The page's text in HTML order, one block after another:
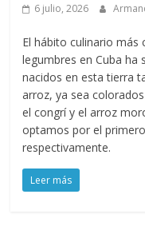
6 julio, 2026
El hábito culinario más
legumbres en Cuba ha
nacidos en esta tierra
arroz, ya sea
el congrí y el arroz
optamos por el
respectivamente.
Leer más